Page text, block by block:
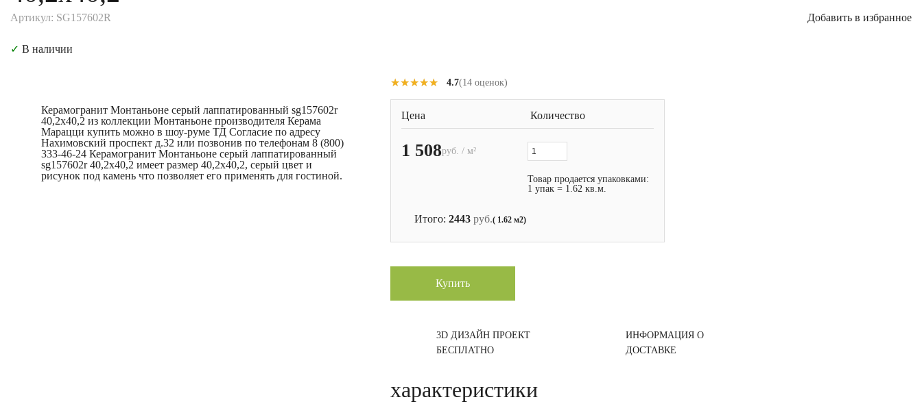
Артикул: SG157602R Добавить в избранное
✓ В наличии
Керамогранит Монтаньоне серый лаппатированный sg157602r
40,2x40,2 из коллекции Монтаньоне производителя Керама
Марацци купить можно в шоу-руме ТД Согласие по адресу
Нахимовский проспект д.32 или позвонив по телефонам 8 (800)
333-46-24 Керамогранит Монтаньоне серый лаппатированный
sg157602r 40,2x40,2 имеет размер 40,2x40,2, серый цвет и
рисунок под камень что позволяет его применять для гостиной.
★★★★★
★★★★★ 4.7(14 оценок)
Цена Количество
1 508руб. / м²
Товар продается упаковками:
1 упак = 1.62 кв.м.
Итого: 2443 руб.( 1.62 м2)
Купить
3D ДИЗАЙН ПРОЕКТ
БЕСПЛАТНО
ИНФОРМАЦИЯ О
ДОСТАВКЕ
характеристики